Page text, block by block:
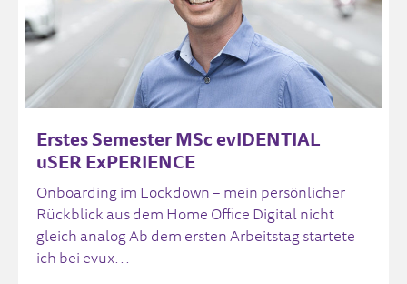
Erstes Semester MSc evIDENTIAL
uSER ExPERIENCE
Onboarding im Lockdown – mein persönlicher
Rückblick aus dem Home Office Digital nicht
gleich analog Ab dem ersten Arbeitstag startete
ich bei evux...